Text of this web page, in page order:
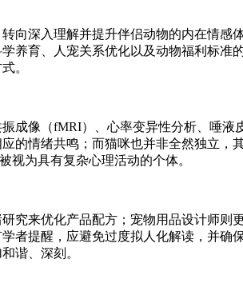
向深入理解并提升伴侣动物的内在情感
养育、人宠关系优化以及动物福利标准
。
像（fMRI）、心率变异性分析、唾液
情绪共鸣；而猫咪也并非全然独立，
视为具有复杂心理活动的个体。
来优化产品配方；宠物用品设计师则
者提醒，应避免过度拟人化解读，并确
谐、深刻。